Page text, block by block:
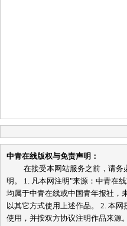
中青在线版权与免责声明：
在接受本网站服务之前，请务
明。 1. 凡本网注明"来源：中青在
均属于中青在线或中国青年报社，
以其它方式使用上述作品。 2. 本
使用，并按双方协议注明作品来源